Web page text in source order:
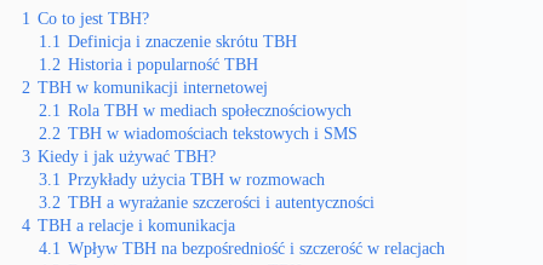
1 Co to jest TBH?
1.1 Definicja i znaczenie skrótu TBH
1.2 Historia i popularność TBH
2 TBH w komunikacji internetowej
2.1 Rola TBH w mediach społecznościowych
2.2 TBH w wiadomościach tekstowych i SMS
3 Kiedy i jak używać TBH?
3.1 Przykłady użycia TBH w rozmowach
3.2 TBH a wyrażanie szczerości i autentyczności
4 TBH a relacje i komunikacja
4.1 Wpływ TBH na bezpośredniość i szczerość w relacjach